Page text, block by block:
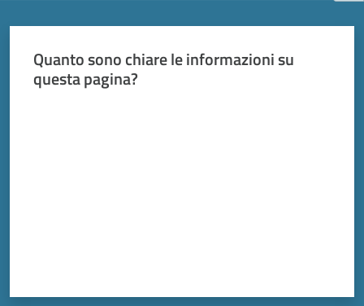
Quanto sono chiare le informazioni su
questa pagina?